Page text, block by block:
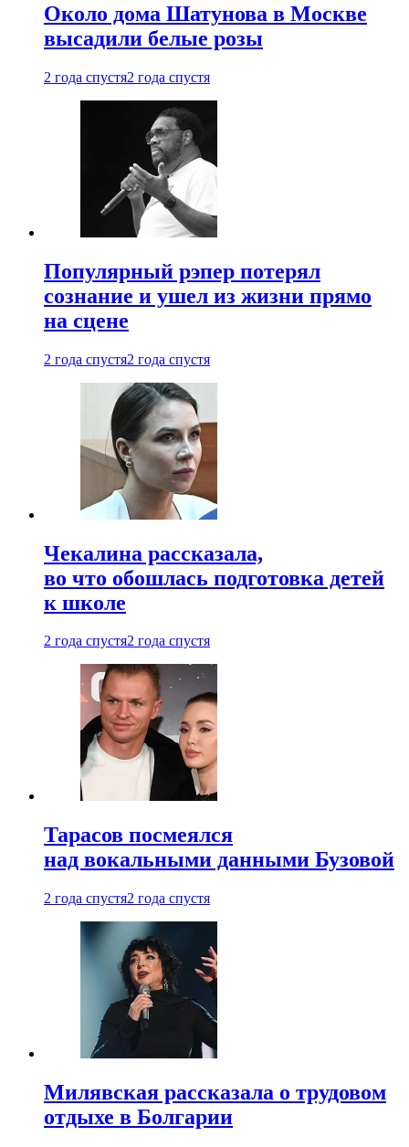
Около дома Шатунова в Москве
высадили белые розы
2 года спустя2 года спустя
Популярный рэпер потерял
сознание и ушел из жизни прямо
на сцене
2 года спустя2 года спустя
Чекалина рассказала,
во что обошлась подготовка детей
к школе
2 года спустя2 года спустя
Тарасов посмеялся
над вокальными данными Бузовой
2 года спустя2 года спустя
Милявская рассказала о трудовом
отдыхе в Болгарии